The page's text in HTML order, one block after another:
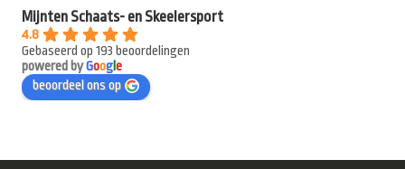
Mijnten Schaats- en Skeelersport
4.8
Gebaseerd op 193 beoordelingen
powered byGooge
beoordeel ons op